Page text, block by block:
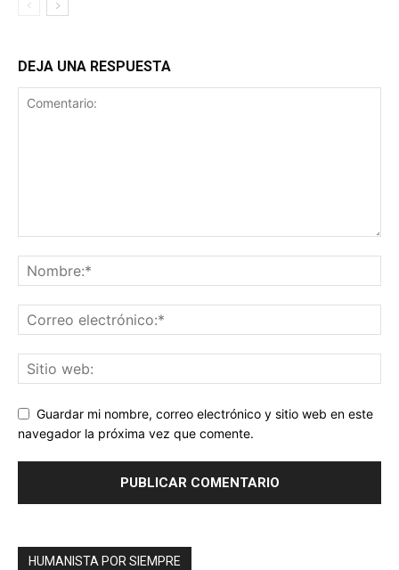
DEJA UNA RESPUESTA
Guardar mi nombre, correo electrónico y sitio web en este
navegador la próxima vez que comente.
HUMANISTA POR SIEMPRE